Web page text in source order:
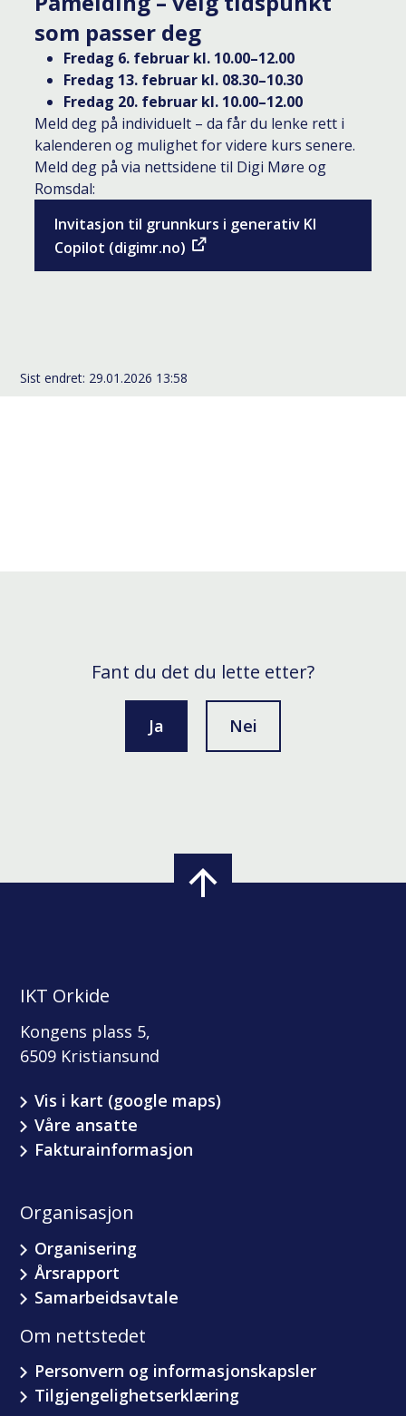
som passer deg
Fredag 6. februar kl. 10.00–12.00
Fredag 13. februar kl. 08.30–10.30
Fredag 20. februar kl. 10.00–12.00
Meld deg på individuelt – da får du lenke rett i
kalenderen og mulighet for videre kurs senere.
Meld deg på via nettsidene til Digi Møre og
Romsdal:
Invitasjon til grunnkurs i generativ KI
Copilot (digimr.no)
Sist endret 29.01.2026 13:58
Fant du det du lette etter?
Ja Nei
IKT Orkide
Kongens plass 5,
6509 Kristiansund
Vis i kart (google maps)
Våre ansatte
Fakturainformasjon
Organisasjon
Organisering
Årsrapport
Samarbeidsavtale
Om nettstedet
Personvern og informasjonskapsler
Tilgjengelighetserklæring